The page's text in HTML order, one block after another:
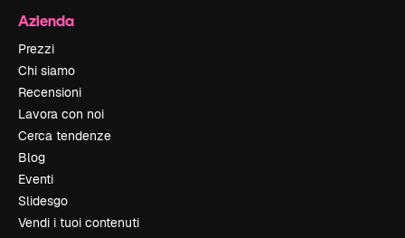
Azienda
Prezzi
Chi siamo
Recensioni
Lavora con noi
Cerca tendenze
Blog
Eventi
Slidesgo
Vendi i tuoi contenuti